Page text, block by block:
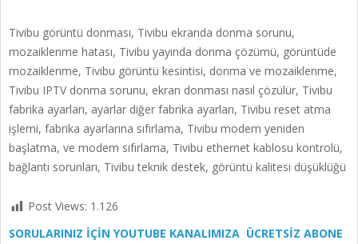
Tivibu görüntü donması, Tivibu ekranda donma sorunu,
mozaiklenme hatası, Tivibu yayında donma çözümü, görüntüde
mozaiklenme, Tivibu görüntü kesintisi, donma ve mozaiklenme,
Tivibu IPTV donma sorunu, ekran donması nasıl çözülür, Tivibu
fabrika ayarları, ayarlar diğer fabrika ayarları, Tivibu reset atma
işlemi, fabrika ayarlarına sıfırlama, Tivibu modem yeniden
başlatma, ve modem sıfırlama, Tivibu ethernet kablosu kontrolü,
bağlantı sorunları, Tivibu teknik destek, görüntü kalitesi düşüklüğü
Post Views: 1.126
SORULARINIZ İÇİN YOUTUBE KANALIMIZA ÜCRETSİZ ABONE